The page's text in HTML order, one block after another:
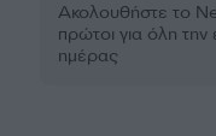
Ακολουθήστε το
πρώτοι για όλη την
ημέρας